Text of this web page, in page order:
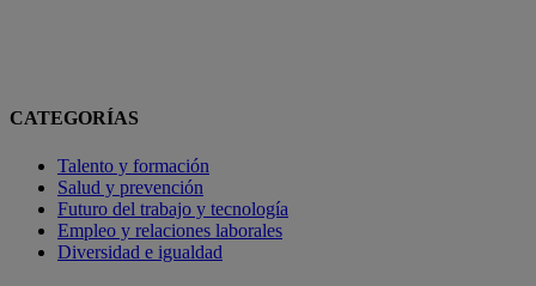
CATEGORÍAS
Talento y formación
Salud y prevención
Futuro del trabajo y tecnología
Empleo y relaciones laborales
Diversidad e igualdad